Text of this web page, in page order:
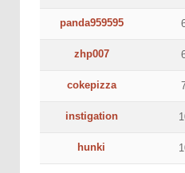
panda959595
zhp007
cokepizza
instigation
hunki